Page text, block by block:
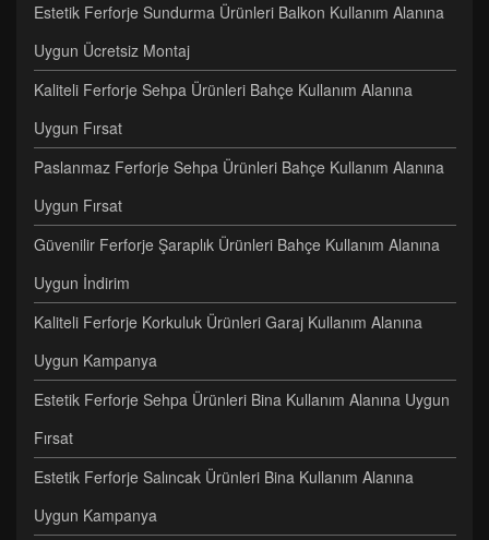
Estetik Ferforje Sundurma Ürünleri Balkon Kullanım Alanına
Uygun Ücretsiz Montaj
Kaliteli Ferforje Sehpa Ürünleri Bahçe Kullanım Alanına
Uygun Fırsat
Paslanmaz Ferforje Sehpa Ürünleri Bahçe Kullanım Alanına
Uygun Fırsat
Güvenilir Ferforje Şaraplık Ürünleri Bahçe Kullanım Alanına
Uygun İndirim
Kaliteli Ferforje Korkuluk Ürünleri Garaj Kullanım Alanına
Uygun Kampanya
Estetik Ferforje Sehpa Ürünleri Bina Kullanım Alanına Uygun
Fırsat
Estetik Ferforje Salıncak Ürünleri Bina Kullanım Alanına
Uygun Kampanya